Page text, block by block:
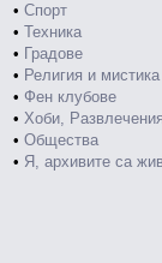
• Спорт
• Техника
• Градове
• Религия и мистика
• Фен клубове
• Хоби, Развлечения
• Общества
• Я, архивите са